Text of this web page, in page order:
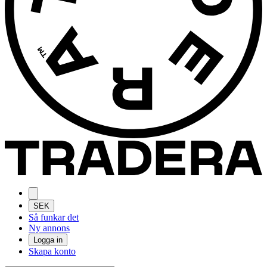
SEK
Så funkar det
Ny annons
Logga in
Skapa konto